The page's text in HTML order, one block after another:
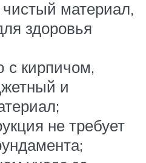
чистый материал,
здоровья
с кирпичом,
и
не требует